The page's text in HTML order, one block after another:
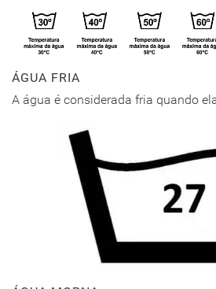
ÁGUA FRIA
A água é considerada fria quando